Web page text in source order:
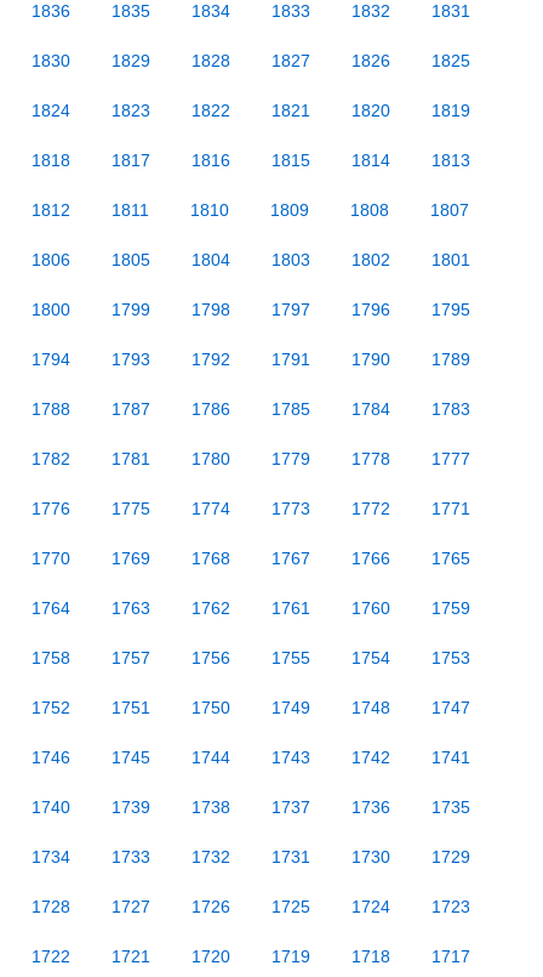
1836 1835 1834 1833 1832 1831
1830 1829 1828 1827 1826 1825
1824 1823 1822 1821 1820 1819
1818 1817 1816 1815 1814 1813
1812 1811 1810 1809 1808 1807
1806 1805 1804 1803 1802 1801
1800 1799 1798 1797 1796 1795
1794 1793 1792 1791 1790 1789
1788 1787 1786 1785 1784 1783
1782 1781 1780 1779 1778 1777
1776 1775 1774 1773 1772 1771
1770 1769 1768 1767 1766 1765
1764 1763 1762 1761 1760 1759
1758 1757 1756 1755 1754 1753
1752 1751 1750 1749 1748 1747
1746 1745 1744 1743 1742 1741
1740 1739 1738 1737 1736 1735
1734 1733 1732 1731 1730 1729
1728 1727 1726 1725 1724 1723
1722 1721 1720 1719 1718 1717